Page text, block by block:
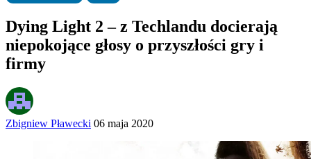
Dying Light 2 – z Techlandu docierają
niepokojące głosy o przyszłości gry i
firmy
Zbigniew Pławecki 06 maja 2020